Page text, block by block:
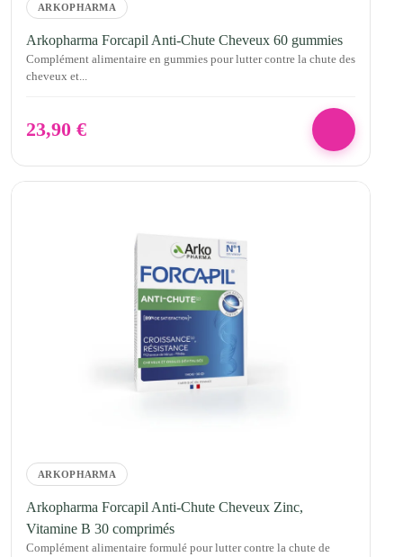
ARKOPHARMA
Arkopharma Forcapil Anti-Chute Cheveux 60 gummies
Complément alimentaire en gummies pour lutter contre la chute des
cheveux et...
23,90 €
ARKOPHARMA
Arkopharma Forcapil Anti-Chute Cheveux Zinc,
Vitamine B 30 comprimés
Complément alimentaire formulé pour lutter contre la chute de